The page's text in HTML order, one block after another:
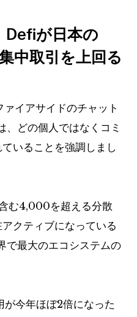
Defiが日本の
中取引を上回る
イアサイドのチャット
どの個人ではなくコミ
いることを強調しまし
む4,000を超える分散
クティブになっている
で最大のエコシステムの
今年ほぼ2倍になった